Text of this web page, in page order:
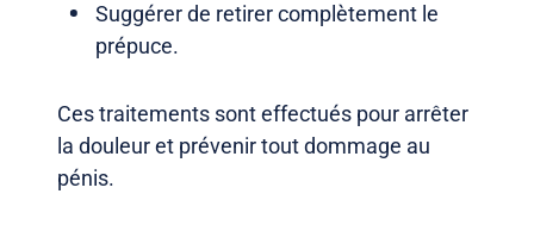
Suggérer de retirer complètement le
prépuce.
Ces traitements sont effectués pour arrêter
la douleur et prévenir tout dommage au
pénis.